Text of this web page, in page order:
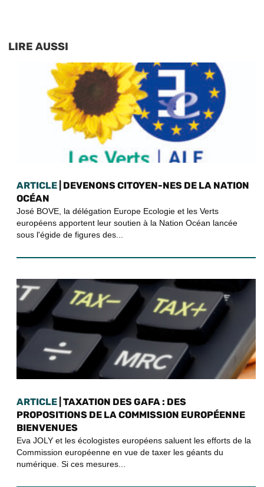
LIRE AUSSI
ARTICLE | DEVENONS CITOYEN-NES DE LA NATION
OCÉAN
José BOVE, la délégation Europe Ecologie et les Verts
européens apportent leur soutien à la Nation Océan lancée
sous l'égide de figures des...
ARTICLE | TAXATION DES GAFA : DES
PROPOSITIONS DE LA COMMISSION EUROPÉENNE
BIENVENUES
Eva JOLY et les écologistes européens saluent les efforts de la
Commission européenne en vue de taxer les géants du
numérique. Si ces mesures...